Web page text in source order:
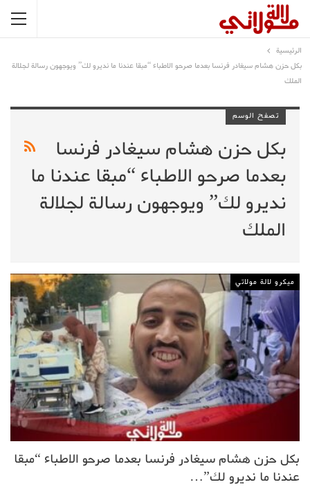
الرئيسية
بكل حزن هشام سيغادر فرنسا بعدما صرحو الاطباء “مبقا عندنا ما نديرو لك” ويوجهون رسالة لجلالة
الملك
تصفح الوسم
بكل حزن هشام سيغادر فرنسا
بعدما صرحو الاطباء “مبقا عندنا ما
نديرو لك” ويوجهون رسالة لجلالة
الملك
ميكرو لالة مولاتي
بكل حزن هشام سيغادر فرنسا بعدما صرحو الاطباء “مبقا
عندنا ما نديرو لك”…